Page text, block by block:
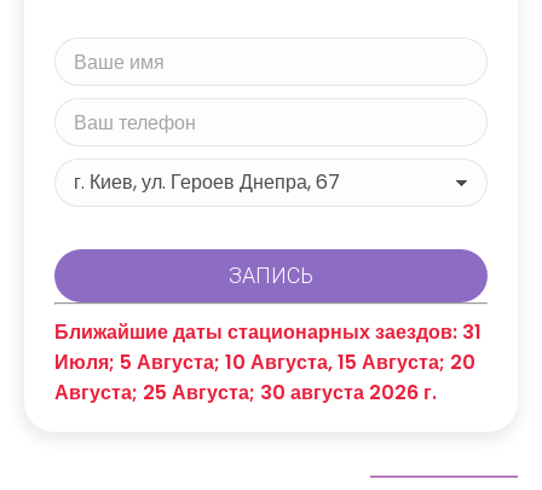
Ближайшие даты стационарных заездов: 31
Июля; 5 Августа; 10 Августа, 15 Августа; 20
Августа; 25 Августа; 30 августа 2026 г.